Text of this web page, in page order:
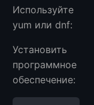
Используйте
yum или dnf:
Установить
программное
обеспечение: